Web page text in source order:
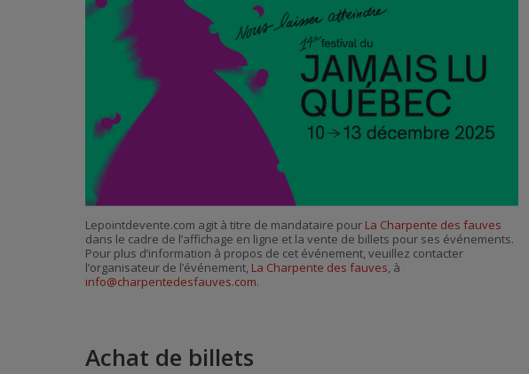
Lepointdevente.com agit à titre de mandataire pour La Charpente des fauves
dans le cadre de l’affichage en ligne et la vente de billets pour ses événements.
Pour plus d’information à propos de cet événement, veuillez contacter
l’organisateur de l’événement, La Charpente des fauves, à
info@charpentedesfauves.com.
Achat de billets